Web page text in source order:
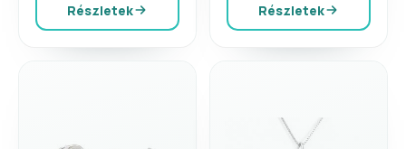
Részletek Részletek